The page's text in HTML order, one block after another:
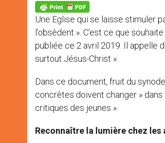
p
p
g
e
r
o
k
Une Eglise qui se laisse stimuler
l’obsèdent ». C’est ce que
publiée ce 2 avril 2019. Il appelle
surtout Jésus-Christ ».
Dans ce document, fruit du
concrètes doivent changer » dans
critiques des jeunes ».
Reconnaître la lumière chez les